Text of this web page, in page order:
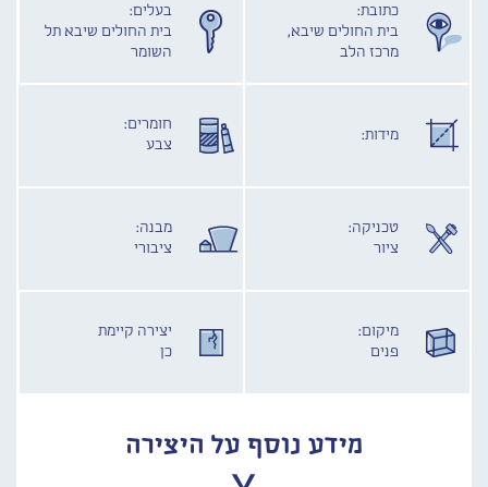
כתובת:
בית החולים שיבא,
מרכז הלב
בעלים:
בית החולים שיבא תל
השומר
מידות:
חומרים:
צבע
טכניקה:
ציור
מבנה:
ציבורי
מיקום:
פנים
יצירה קיימת
כן
מידע נוסף על היצירה